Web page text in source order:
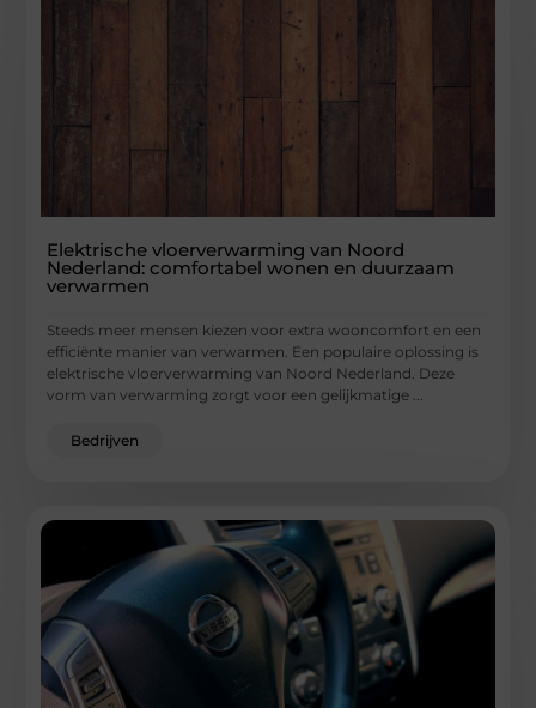
Elektrische vloerverwarming van Noord
Nederland: comfortabel wonen en duurzaam
verwarmen
Steeds meer mensen kiezen voor extra wooncomfort en een
efficiënte manier van verwarmen. Een populaire oplossing is
elektrische vloerverwarming van Noord Nederland. Deze
vorm van verwarming zorgt voor een gelijkmatige ...
Bedrijven